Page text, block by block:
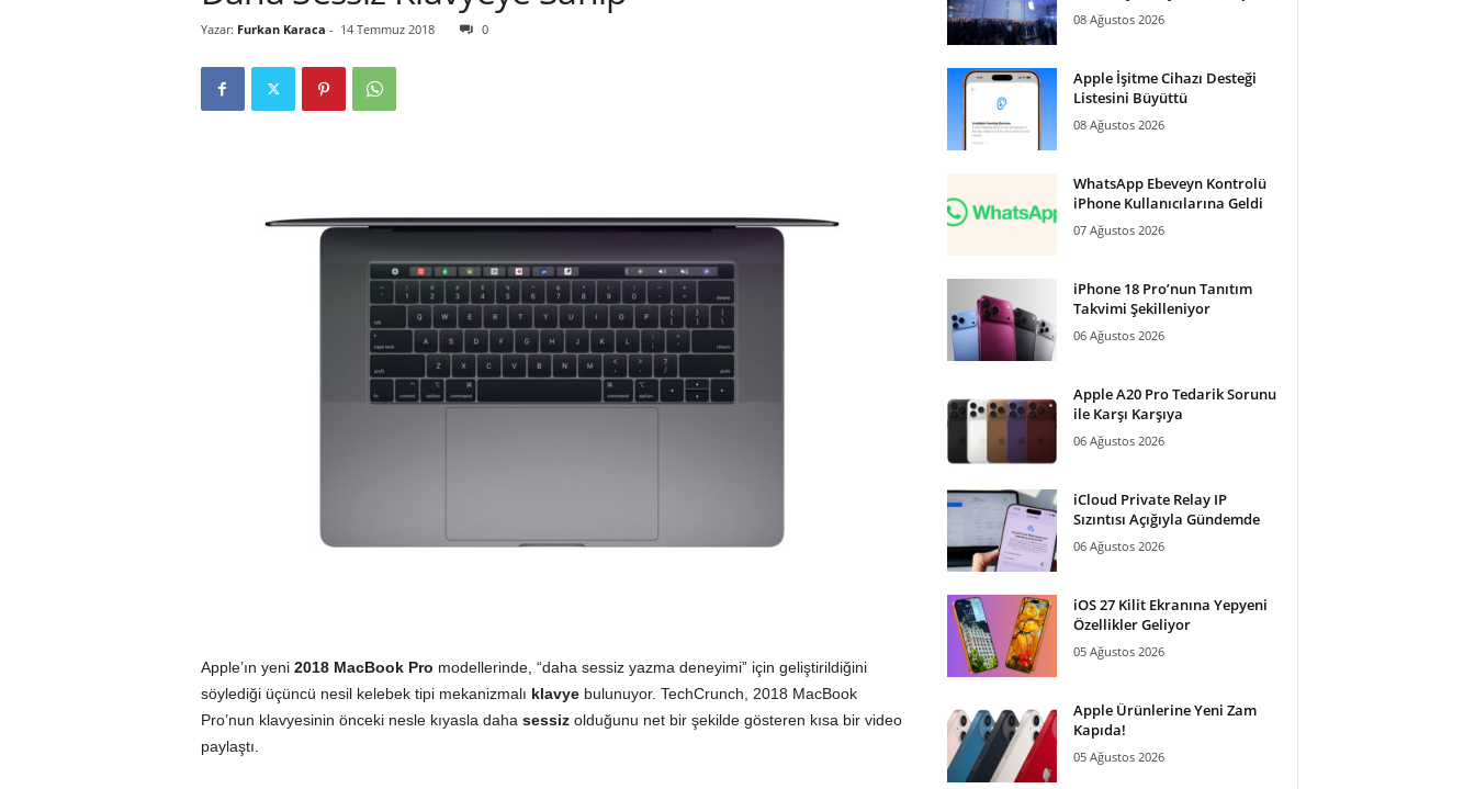
Yazar: Furkan Karaca - 14 Temmuz 2018 0
Apple’ın yeni 2018 MacBook Pro modellerinde, “daha sessiz yazma deneyimi” için geliştirildiğini
söylediği üçüncü nesil kelebek tipi mekanizmalı klavyebulunuyor. TechCrunch, 2018 MacBook
Pro’nun klavyesinin önceki nesle kıyasla daha sessizolduğunu net bir şekilde gösteren kısa bir video
paylaştı.
08 Ağustos 2026
Apple İşitme Cihazı Desteği
Listesini Büyüttü
08 Ağustos 2026
WhatsApp Ebeveyn Kontrolü
iPhone Kullanıcılarına Geldi
07 Ağustos 2026
iPhone 18 Pro’nun Tanıtım
Takvimi Şekilleniyor
06 Ağustos 2026
Apple A20 Pro Tedarik Sorunu
ile Karşı Karşıya
06 Ağustos 2026
iCloud Private Relay IP
Sızıntısı Açığıyla Gündemde
06 Ağustos 2026
iOS 27 Kilit Ekranına Yepyeni
Özellikler Geliyor
05 Ağustos 2026
Apple Ürünlerine Yeni Zam
Kapıda!
05 Ağustos 2026